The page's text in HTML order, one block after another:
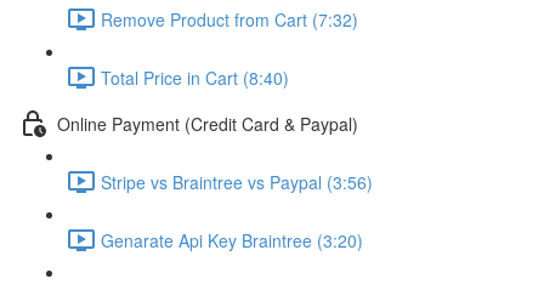
Remove Product from Cart (7:32)
Total Price in Cart (8:40)
Online Payment (Credit Card & Paypal)
Stripe vs Braintree vs Paypal (3:56)
Genarate Api Key Braintree (3:20)